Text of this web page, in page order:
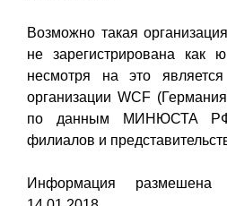
Возможно такая
не зарегистрирована как
несмотря на это
организации WCF
по данным МИНЮСТА РФ
филиалов и
Информация